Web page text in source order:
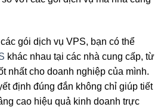
gói dịch vụ VPS, bạn có thể
khác nhau tại các nhà cung cấp, từ
nhất cho doanh nghiệp của mình.
định đúng đắn không chỉ giúp tiết
cao hiệu quả kinh doanh trực